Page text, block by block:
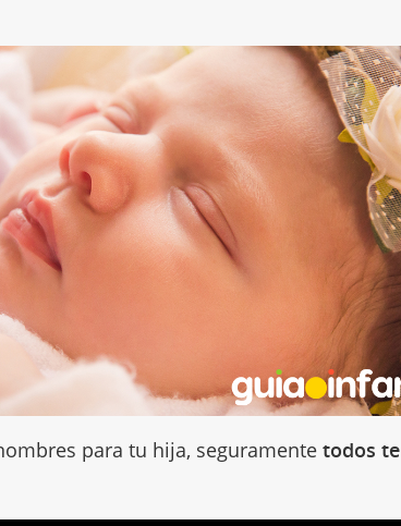
para tu hija, seguramentetodos te